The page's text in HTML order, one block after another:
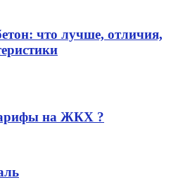
что лучше, отличия,
на ЖКХ ?